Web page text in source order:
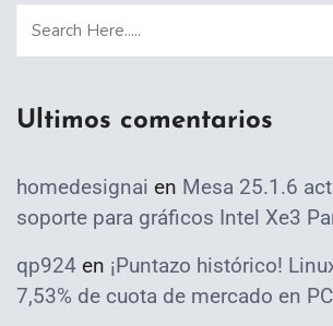
Ultimos comentarios
homedesignai en Mesa 25.1.6
soporte para gráficos Intel Xe3
qp924 en ¡Puntazo histórico!
7,53% de cuota de mercado en PC